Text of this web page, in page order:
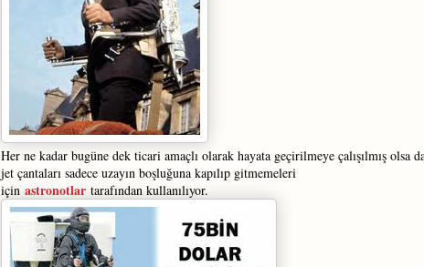
Her ne kadar bugüne dek ticari amaçlı olarak hayata geçirilmeye çalışılmış olsa
jet çantaları sadece uzayın boşluğuna kapılıp gitmemeleri
için astronotlar tarafından kullanılıyor.